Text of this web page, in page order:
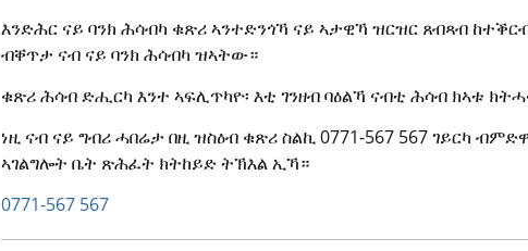
እንድሕር ናይ ባንክ ሕሳብካ ቁጽሪ ኣንተድንጎኻ ናይ ኣታዊኻ ዝርዝር ጸብጻብ
ብቐጥታ ናብ ናይ ባንክ ሕሳብካ ዝኣትው።
ቁጽሪ ሕሳብ ድሒርካ እንተ ኣፍሊጥካዮ፡ እቲ ገንዘብ ባዕልኻ ናብቲ ሕሳብ ክኣቱ
ነዚ ናብ ናይ ግብሪ ሓበሬታ በዚ ዝስዕብ ቁጽሪ ስልኪ 0771-567 567 ገይርካ
ኣገልግሎት ቤት ጽሕፈት ክትከይድ ትኽእል ኢኻ።
0771-567 567